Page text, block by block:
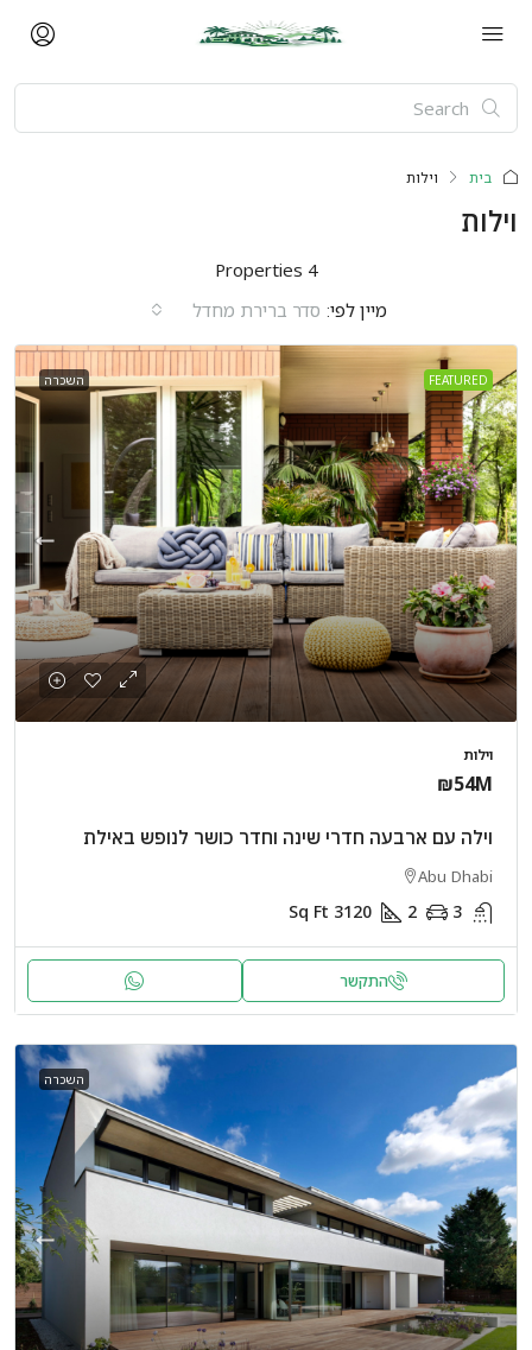
בית וילות
וילות
4 Properties
מיין לפי: סדר ברירת מחדל
FEATURED השכרה
וילות
₪54M
וילה עם ארבעה חדרי שינה וחדר כושר לנופש באילת
Abu Dhabi
3
2
3120
Sq Ft
התקשר
השכרה